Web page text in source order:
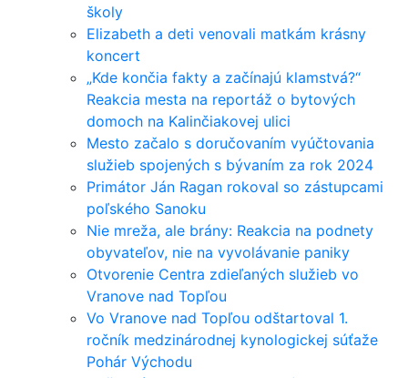
školy
Elizabeth a deti venovali matkám krásny
koncert
„Kde končia fakty a začínajú klamstvá?“
Reakcia mesta na reportáž o bytových
domoch na Kalinčiakovej ulici
Mesto začalo s doručovaním vyúčtovania
služieb spojených s bývaním za rok 2024
Primátor Ján Ragan rokoval so zástupcami
poľského Sanoku
Nie mreža, ale brány: Reakcia na podnety
obyvateľov, nie na vyvolávanie paniky
Otvorenie Centra zdieľaných služieb vo
Vranove nad Topľou
Vo Vranove nad Topľou odštartoval 1.
ročník medzinárodnej kynologickej súťaže
Pohár Východu